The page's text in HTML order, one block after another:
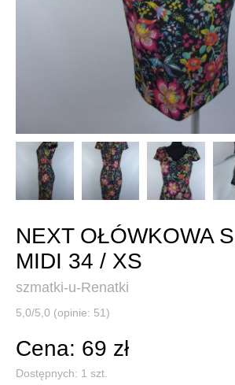
NEXT OŁÓWKOWA
MIDI 34 / XS
szmatki-u-Renatki
5,0/5,0 (opinie: 51)
Cena: 69 zł
Dostępnych: 1 szt.